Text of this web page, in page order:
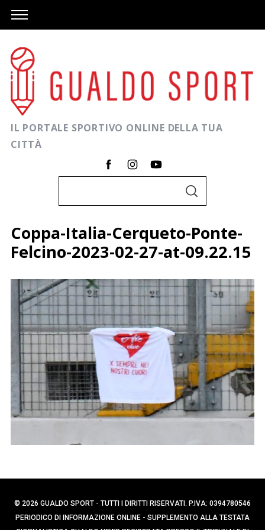
IL PORTALE SPORTIVO ONLINE DELLA TUA
CITTÀ
c
a
e
r
:
C
A
Coppa-Italia-Cerqueto-Ponte-
Felcino-2023-02-27-at-09.22.15
© 2026 GUALDO SPORT - TUTTI I DIRITTI RISERVATI. P.IVA: 0394780546
PERIODICO DI INFORMAZIONE ONLINE - SUPPLEMENTO ALLA TESTATA
e
r
c
a
p
e
r
: